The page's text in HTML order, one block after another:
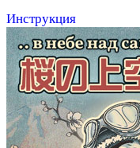
Инструкция